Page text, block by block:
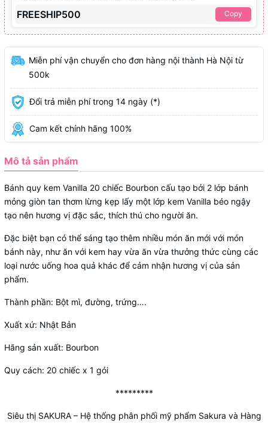
FREESHIP500 Copy
Miễn phí vận chuyển cho đơn hàng nội thành Hà Nội từ
500k
Đổi trả miễn phí trong 14 ngày (*)
Cam kết chính hãng 100%
Mô tả sản phẩm
Bánh quy kem Vanilla 20 chiếc Bourbon cấu tạo bởi 2 lớp bánh
mỏng giòn tan thơm lừng kẹp lấy một lớp kem Vanilla béo ngậy
tạo nên hương vị đặc sắc, thích thú cho người ăn.
Đặc biệt bạn có thể sáng tạo thêm nhiều món ăn mới với món
bánh này, như ăn với kem hay vừa ăn vừa thưởng thức cùng các
loại nước uống hoa quả khác để cảm nhận hương vị của sản
phẩm.
Thành phần: Bột mì, đường, trứng….
Xuất xứ: Nhật Bản
Hãng sản xuất: Bourbon
Quy cách: 20 chiếc x 1 gói
*********
Siêu thị SAKURA – Hệ thống phân phối mỹ phẩm Sakura và Hàng